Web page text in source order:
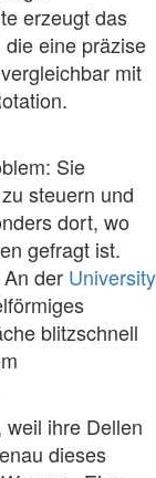
erzeugt das
eine präzise
mit
Sie
steuern und
dort, wo
gefragt ist.
der University
blitzschnell
ihre Dellen
dieses